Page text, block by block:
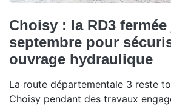
Choisy : la RD3 fermée
septembre pour
ouvrage hydraulique
La route départementale 3 reste
Choisy pendant des travaux